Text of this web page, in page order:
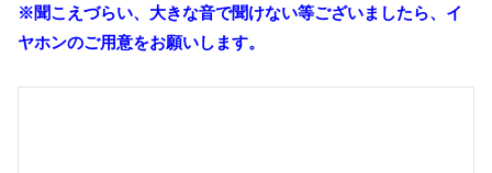
※聞こえづらい、大きな音で聞けない等ございましたら、イ
ヤホンのご用意をお願いします。